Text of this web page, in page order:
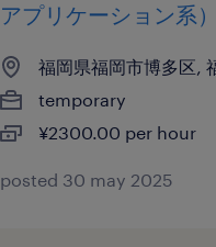
アプリケーション系）
福岡県福岡市博多区,
temporary
¥2300.00 per hour
posted 30 may 2025